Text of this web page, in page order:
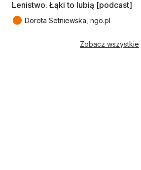
Lenistwo. Łąki to lubią [podcast]
● Dorota Setniewska, ngo.pl
Zobacz wszystkie